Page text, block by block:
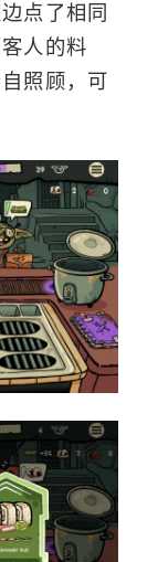
点了相同
人的料
照顾，可